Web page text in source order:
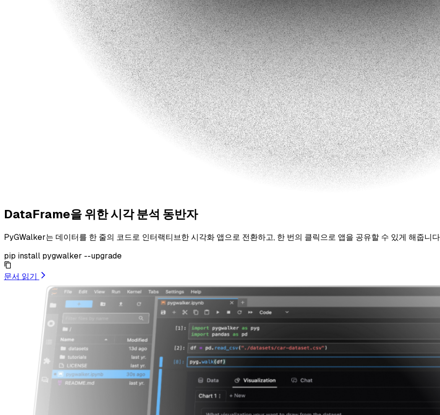
DataFrame을 위한 시각 분석 동반자
PyGWalker는 데이터를 한 줄의 코드로 인터랙티브한 시각화 앱으로 전환하고, 한 번의 클릭으로 앱을 공유할 수 있게 해줍니
pip install pygwalker --upgrade
문서 읽기